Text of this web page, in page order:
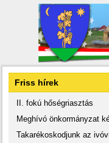
Friss hírek
II. fokú hőségriasztás
Meghívó önkormányzat
Takarékoskodjunk az